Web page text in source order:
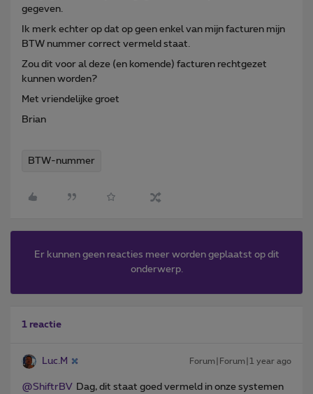
gegeven.
Ik merk echter op dat op geen enkel van mijn facturen mijn
BTW nummer correct vermeld staat.
Zou dit voor al deze (en komende) facturen rechtgezet
kunnen worden?
Met vriendelijke groet
Brian
BTW-nummer
Er kunnen geen reacties meer worden geplaatst op dit
onderwerp.
1 reactie
Luc.M Forum|Forum|1 year ago
@ShiftrBVDag, dit staat goed vermeld in onze systemen